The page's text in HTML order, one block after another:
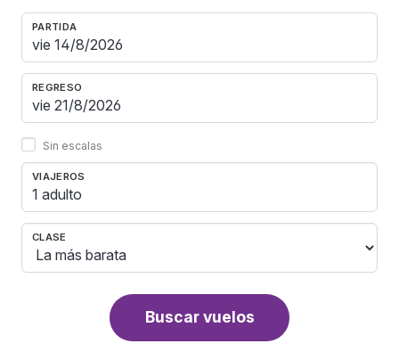
PARTIDA
REGRESO
Sin escalas
VIAJEROS
1 adulto
CLASE
Buscar vuelos